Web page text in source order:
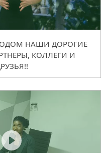
НАШИ ДОРОГИЕ
КОЛЛЕГИ И